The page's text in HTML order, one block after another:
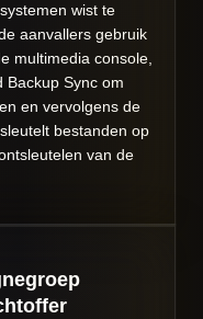
wist te
aanvallers gebruik
multimedia console,
Backup Sync om
en vervolgens de
bestanden op
van de